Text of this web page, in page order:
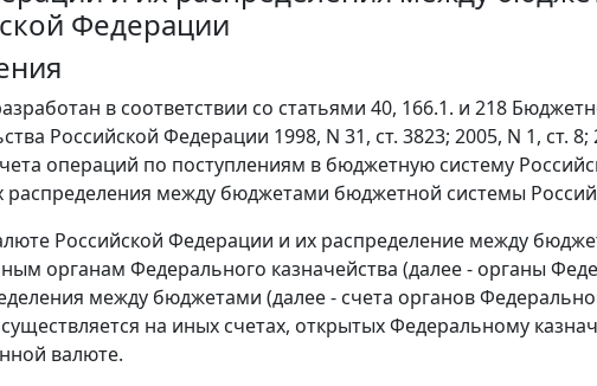
Федерации
в соответствии со статьями 40, 166.1. и 218
Российской Федерации 1998, N 31, ст. 3823; 2005, N 1, ст. 8;
операций по поступлениям в бюджетную систему
распределения между бюджетами бюджетной системы
Российской Федерации и их распределение между
органам Федерального казначейства (далее - органы
между бюджетами (далее - счета органов
на иных счетах, открытых Федеральному
валюте.